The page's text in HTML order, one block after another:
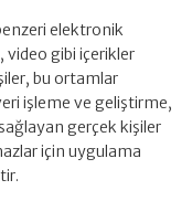
elektronik
gibi içerikler
bu ortamlar
işleme ve geliştirme,
gerçek kişiler
için uygulama